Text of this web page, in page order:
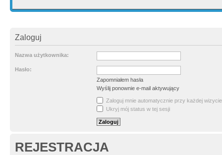
Zaloguj
Nazwa użytkownika:
Hasło:
Zapomniałem hasła
Wyślij ponownie e-mail aktywujący
Zaloguj mnie automatycznie przy każdej wizycie
Ukryj mój status w tej sesji
REJESTRACJA